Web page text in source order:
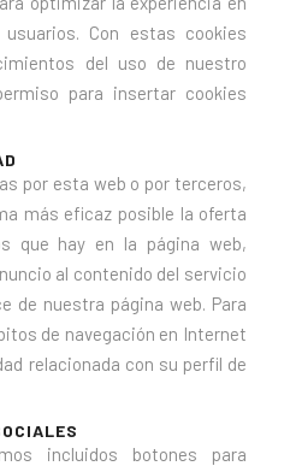
Con estas cookies
del uso de nuestro
para insertar cookies
por esta web o por terceros,
más eficaz posible la oferta
que hay en la página web,
al contenido del servicio
de nuestra página web. Para
de navegación en Internet
relacionada con su perfil de
incluidos botones para